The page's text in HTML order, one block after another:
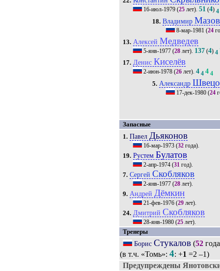
16-июл-1979 (25 лет).51 (4) 4
18. Владимир Мазов
8-мар-1981 (24
13. Алексей Медведев
5-янв-1977 (28 лет). 137 (4) 4
17. ДенисКиселёв
2-июн-1978 (26 лет).4 4 4 4
5. Александр
17-дек-1980(24
Запасные
1. Павел Дьяконов
16-мар-1973 (32 года).
19. Рустем Булатов
2-апр-1974 (31 год).
7. СергейСкобляков
2-янв-1977 (28 лет).
9. Андрей Дёмкин
21-фев-1976 (29 лет).
24. ДмитрийСкобляков
28-янв-1980 (25 лет).
Тренеры
БорисСтукалов (52
(в т.ч. «Томь»: 4: +1 =2 –1)
Предупреждены